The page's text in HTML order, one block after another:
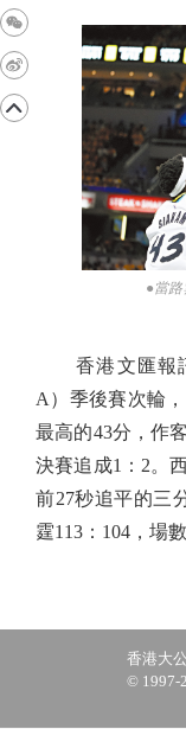
●當路
香港文匯報訊
A）季後賽次輪
最高的43分，作
決賽追成1：2。
前27秒追平的三
霆113：104，場
香港大
© 1997-